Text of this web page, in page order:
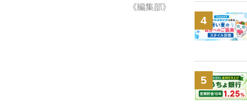
《編集部》